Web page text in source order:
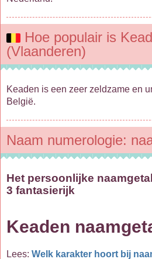
Hoe populair is
(Vlaanderen)
Keaden is een zeer zeldzame en
België.
Naam numerologie:
Het persoonlijke
3 fantasierijk
Keaden
Lees: Welk karakter hoort bij